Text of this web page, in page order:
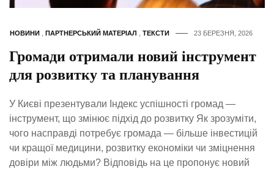
НОВИНИ ПАРТНЕРСЬКИЙ МАТЕРІАЛ ТЕКСТИ 23 БЕРЕЗНЯ, 2026
Громади отримали новий інструмент
для розвитку та планування
У Києві презентували Індекс успішності громад —
інструмент, що змінює підхід до розвитку Як зрозуміти,
чого насправді потребує громада — більше інвестицій
чи кращої медицини, розвитку економіки чи зміцнення
довіри між людьми? Відповідь на це пропонує новий